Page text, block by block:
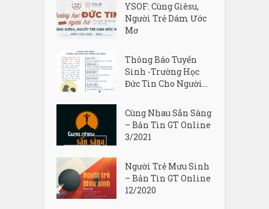
YSOF: Cùng Giêsu,
Người Trẻ Dám Ước
Mơ
Thông Báo Tuyển
Sinh -Trường Học
Đức Tin Cho Người...
Cùng Nhau Sẳn Sàng
– Bản Tin GT Online
3/2021
Người Trẻ Mưu Sinh
– Bản Tin GT Online
12/2020